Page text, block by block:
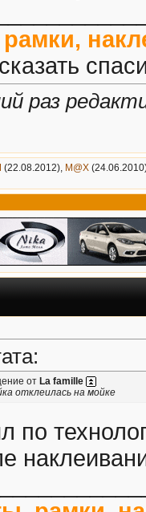
раз
(22.08.2012), M@X
от La famille
отклеилась на мойке
по